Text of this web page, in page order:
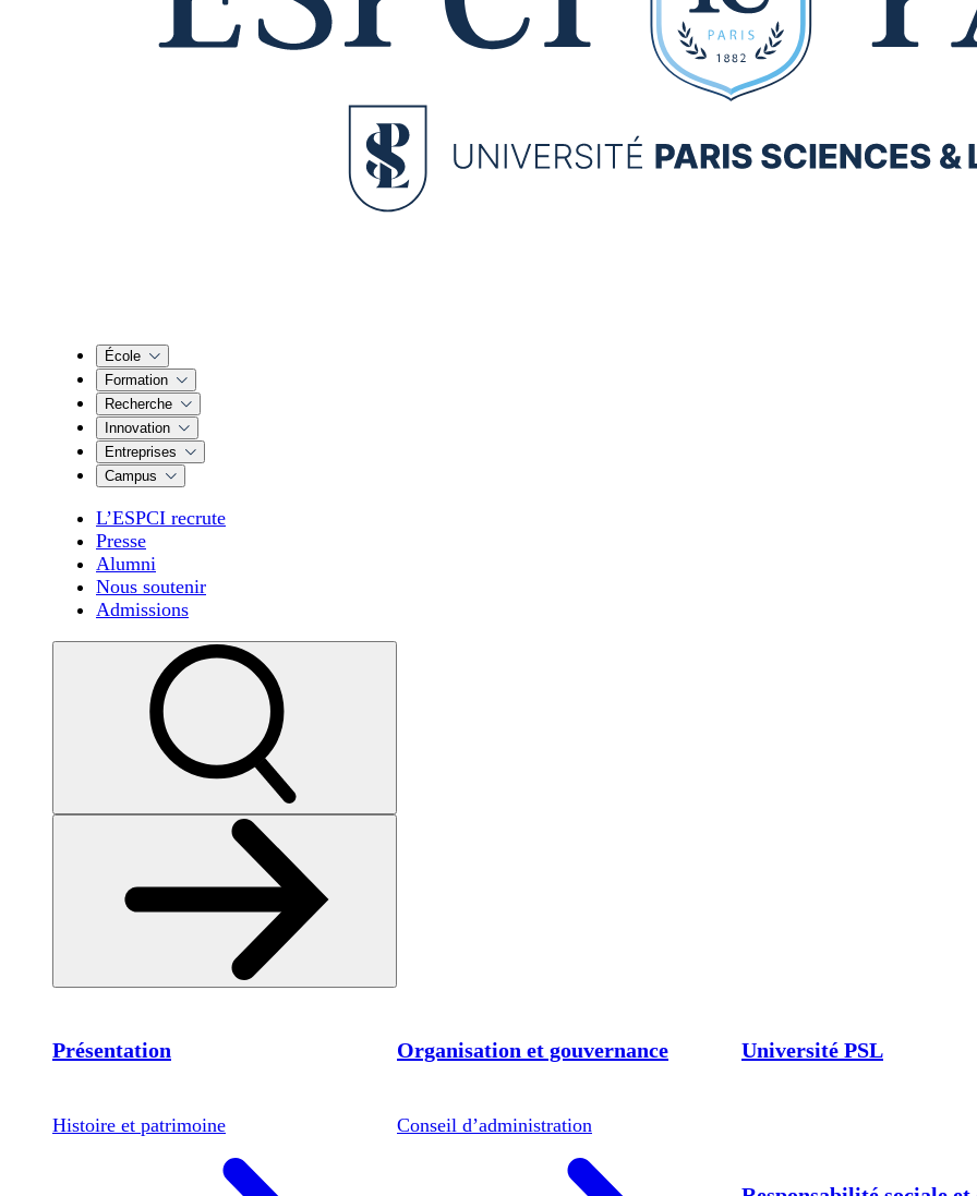
École
Formation
Recherche
Innovation
Entreprises
Campus
L’ESPCI recrute
Presse
Alumni
Nous soutenir
Admissions
Présentation
Histoire et patrimoine
Organisation et gouvernance
Conseil d’administration
Université PSL